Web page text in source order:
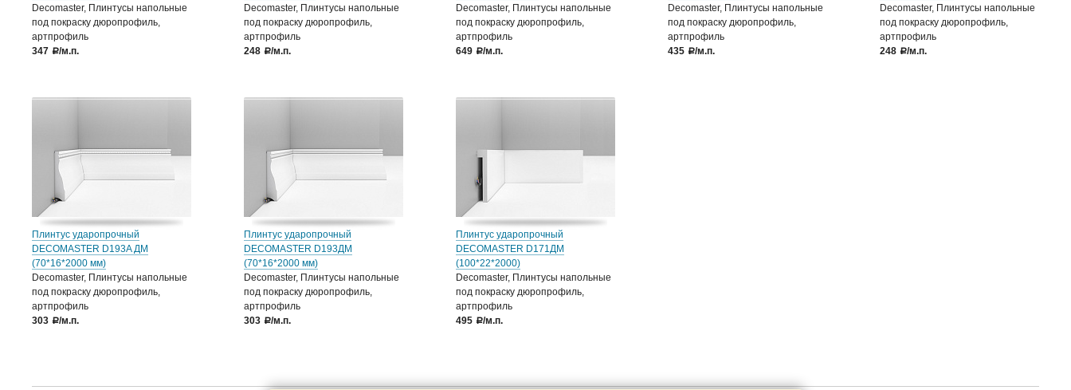
Decomaster, Плинтусы напольные
под покраску дюропрофиль,
артпрофиль
347
a/м.п.
Decomaster, Плинтусы напольные
под покраску дюропрофиль,
артпрофиль
248
a/м.п.
Decomaster, Плинтусы напольные
под покраску дюропрофиль,
артпрофиль
649
a/м.п.
Decomaster, Плинтусы напольные
под покраску дюропрофиль,
артпрофиль
435
a/м.п.
Decomaster, Плинтусы напольные
под покраску дюропрофиль,
артпрофиль
248
a/м.п.
Плинтус ударопрочный
DECOMASTER D193A ДМ
(70*16*2000 мм)
Decomaster, Плинтусы напольные
под покраску дюропрофиль,
артпрофиль
303
a/м.п.
Плинтус ударопрочный
DECOMASTER D193ДМ
(70*16*2000 мм)
Decomaster, Плинтусы напольные
под покраску дюропрофиль,
артпрофиль
303
a/м.п.
Плинтус ударопрочный
DECOMASTER D171ДМ
(100*22*2000)
Decomaster, Плинтусы напольные
под покраску дюропрофиль,
артпрофиль
495
a/м.п.